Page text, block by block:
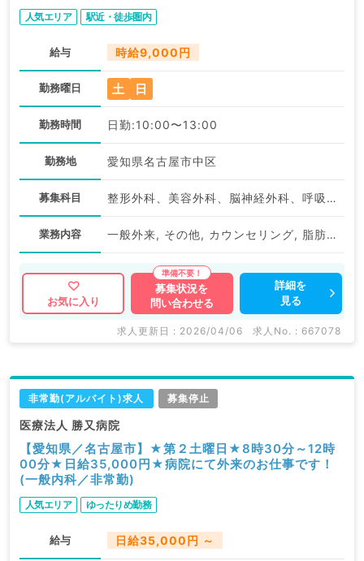
人気エリア 駅近・徒歩圏内
給与 時給9,000円
勤務曜日 土 日
勤務時間 日勤:10:00〜13:00
勤務地 愛知県名古屋市中区
募集科目 整形外科、美容外科、脳神経外科、呼吸器外科、心臓血管外科、皮膚科、産婦人科、婦人科、一般内科、消化器内科、外科系全般、一般外科、美容皮膚科、スポーツ整形外科、科目不問
業務内容 一般外来, その他, カウンセリング, 脂肪吸引, 痩身, 注入
お気に入り
募集状況を
問い合わせる
詳細を
見る
求人更新日 : 2026/04/06 求人No. : 667078
非常勤(アルバイト)求人 募集停止
医療法人 勝又病院
【愛知県／名古屋市】★第２土曜日★8時30分～12時
00分★日給35,000円★病院にて外来のお仕事です！
(一般内科／非常勤)
人気エリア ゆったりめ勤務
給与 日給35,000円 ～